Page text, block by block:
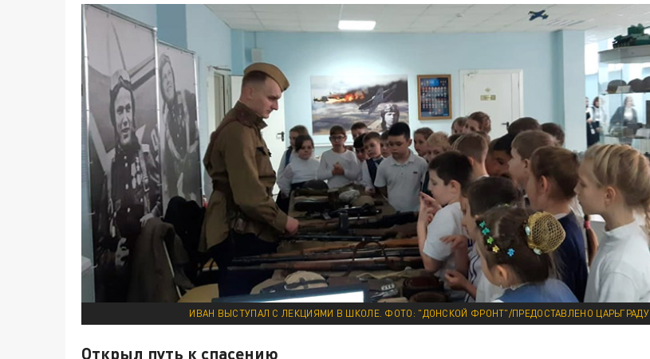
ИВАН ВЫСТУПАЛ С ЛЕКЦИЯМИ В ШКОЛЕ. ФОТО: "ДОНСКОЙ ФРОНТ"/ПРЕДОСТАВЛЕНО ЦАРЬГРАДУ
Открыл путь к спасению